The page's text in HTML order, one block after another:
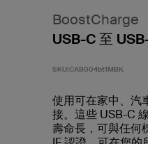
BoostCharge
USB-C 至
SKU:CAB004bt1MBK
使用可在家中、汽
接。這些 USB-C
壽命長，可與任何